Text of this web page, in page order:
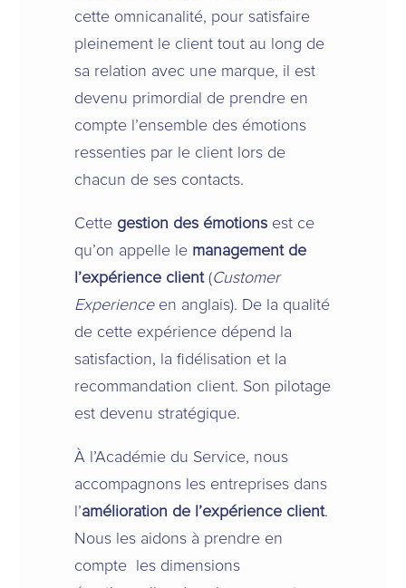
cette omnicanalité, pour satisfaire
pleinement le client tout au long de
sa relation avec une marque, il est
devenu primordial de prendre en
compte l’ensemble des émotions
ressenties par le client lors de
chacun de ses contacts.
Cette gestion des émotions est ce
qu’on appelle le management de
l’expérience client(Customer
Experienceen anglais). De la qualité
de cette expérience dépend la
satisfaction, la fidélisation et la
recommandation client. Son pilotage
est devenu stratégique.
À l’Académie du Service, nous
accompagnons les entreprises dans
l’amélioration de l’expérience client.
Nous les aidons à prendre en
compte les dimensions